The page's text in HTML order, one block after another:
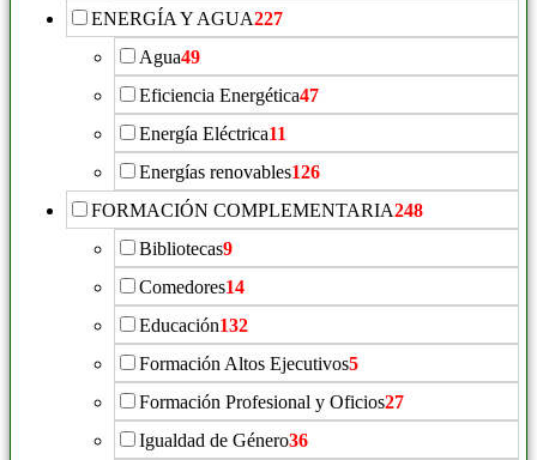
ENERGÍA Y AGUA227
Agua49
Eficiencia Energética47
Energía Eléctrica11
Energías renovables126
FORMACIÓN COMPLEMENTARIA248
Bibliotecas9
Comedores14
Educación132
Formación Altos Ejecutivos5
Formación Profesional y Oficios27
Igualdad de Género36